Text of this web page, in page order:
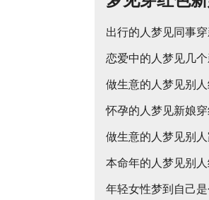
出行的人梦见同事
恋爱中的人梦见几
做生意的人梦见别
怀孕的人梦见新娘
做生意的人梦见别
本命年的人梦见别
年轻女性梦到自己